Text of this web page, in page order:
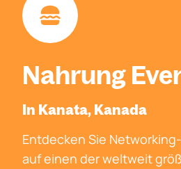
Nahrung
In Kanata, Kanada
Entdecken Sie
auf einen der weltweit